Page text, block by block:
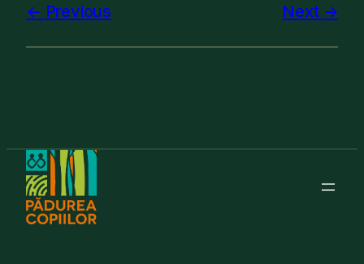
Previous Next